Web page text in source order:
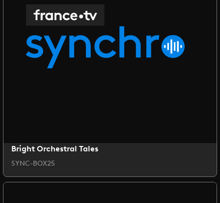
Bright Orchestral Tales
SYNC-BOX25